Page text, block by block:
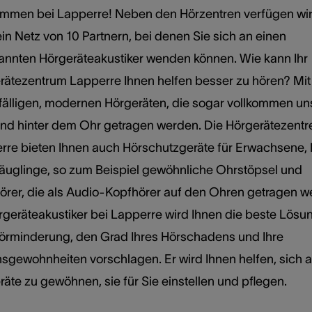
bei Lapperre! Neben den Hörzentren verfügen
Netz von 10 Partnern, bei denen Sie sich an einen
Hörgeräteakustiker wenden können. Wie kann Ihr
Lapperre Ihnen helfen besser zu hören? Mit
modernen Hörgeräten, die sogar vollkommen
hinter dem Ohr getragen werden. Die
bieten Ihnen auch Hörschutzgeräte für Erwachsene,
so zum Beispiel gewöhnliche Ohrstöpsel und
die als Audio-Kopfhörer auf den Ohren getragen
bei Lapperre wird Ihnen die beste
den Grad Ihres Hörschadens und Ihre
vorschlagen. Er wird Ihnen helfen, sich
zu gewöhnen, sie für Sie einstellen und pflegen.